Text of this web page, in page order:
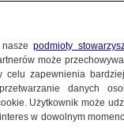
naszepodmioty
może
zapewnienia
danych
Użytkownik może
w dowolnym